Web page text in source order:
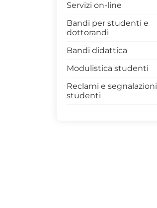
Servizi on-line
Bandi per studenti e
dottorandi
Bandi didattica
Modulistica studenti
Reclami e segnalazioni
studenti